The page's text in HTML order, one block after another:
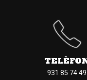
931 85 74 49